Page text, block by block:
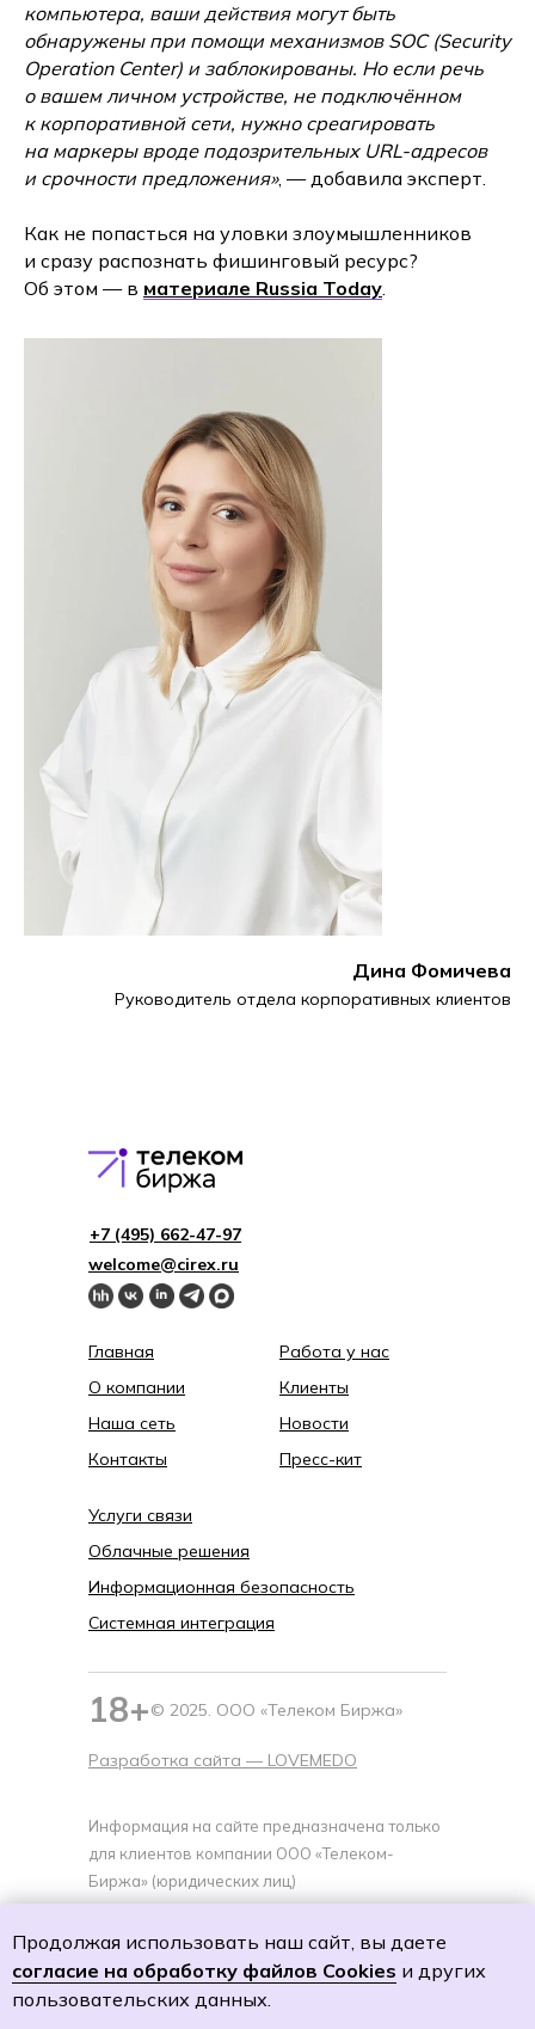
компьютера, ваши действия могут быть
обнаружены при помощи механизмов SOC (Security
Operation Center) и заблокированы. Но если речь
о вашем личном устройстве, не подключённом
к корпоративной сети, нужно среагировать
на маркеры вроде подозрительных URL-адресов
и срочности предложения», — добавила эксперт.
Как не попастьcя на уловки злоумышленников
и сразу распознать фишинговый ресурс?
Об этом — в материале Russia Today.
Дина Фомичева
Руководитель отдела корпоративных клиентов
Главная
О компании
Наша сеть
Контакты
Работа у нас
Клиенты
Новости
Пресс-кит
welcome@cirex.ru
+7 (495) 662-4 7-97
18+© 2025. ООО «Телеком Биржа»
Разработка сайта — LOVEMEDO
Услуги связи
Облачные решения
Информационная безопасность
Системная интеграция
Информация на сайте предназначена только
для клиентов компании ООО «Телеком-
Биржа» (юридических лиц)
Политику обработки персональных данных
Согласие на обработку персональных данных
Согласие на получение специальных
Продолжая использовать наш сайт, вы даете
согласие на обработку файлов Cookies и других
пользовательских данных.